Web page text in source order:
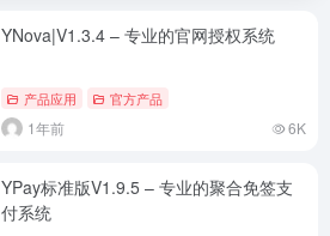
YNova|V1.3.4 – 专业的官网授权系统
产品应用 官方产品
1年前 6K
YPay标准版V1.9.5 – 专业的聚合免签支
付系统